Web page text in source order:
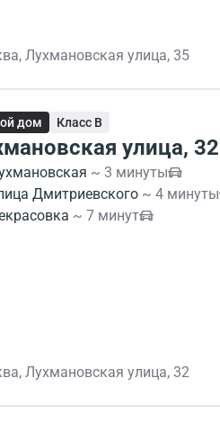
Лухмановская улица, 35
дом Класс B
улица, 32
~ 3 минуты
Дмитриевского ~ 4 минуты
~ 7 минут
Лухмановская улица, 32